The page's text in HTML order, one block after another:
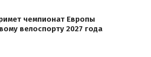
чемпионат Европы
велоспорту 2027 года